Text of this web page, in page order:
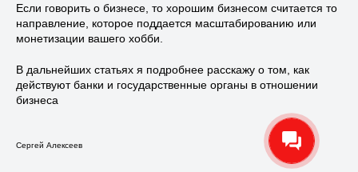
Если говорить о бизнесе, то хорошим бизнесом считается то
направление, которое поддается масштабированию или
монетизации вашего хобби.
В дальнейших статьях я подробнее расскажу о том, как
действуют банки и государственные органы в отношении
бизнеса
Сергей Алексеев